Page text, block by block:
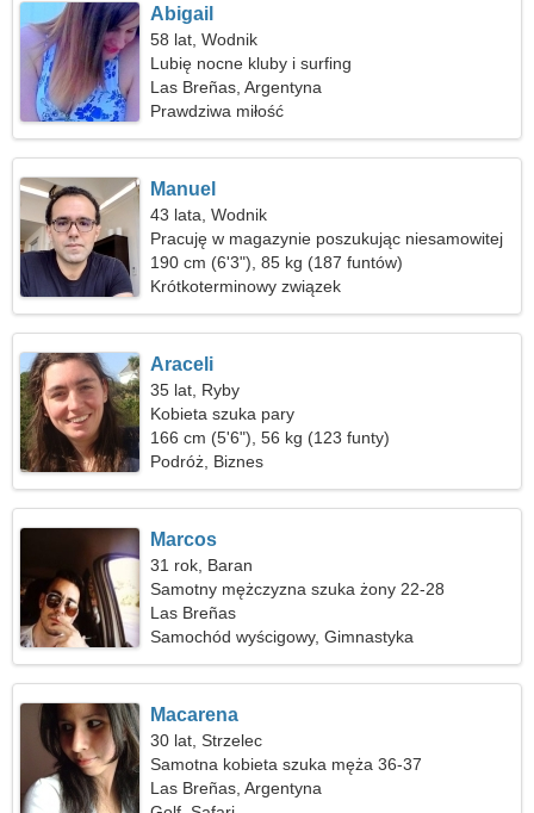
Abigail
58 lat, Wodnik
Lubię nocne kluby i surfing
Las Breñas, Argentyna
Prawdziwa miłość
Manuel
43 lata, Wodnik
Pracuję w magazynie poszukując niesamowitej
kobiety
190 cm (6'3"), 85 kg (187 funtów)
Krótkoterminowy związek
Araceli
35 lat, Ryby
Kobieta szuka pary
166 cm (5'6"), 56 kg (123 funty)
Podróż, Biznes
Marcos
31 rok, Baran
Samotny mężczyzna szuka żony 22-28
Las Breñas
Samochód wyścigowy, Gimnastyka
Macarena
30 lat, Strzelec
Samotna kobieta szuka męża 36-37
Las Breñas, Argentyna